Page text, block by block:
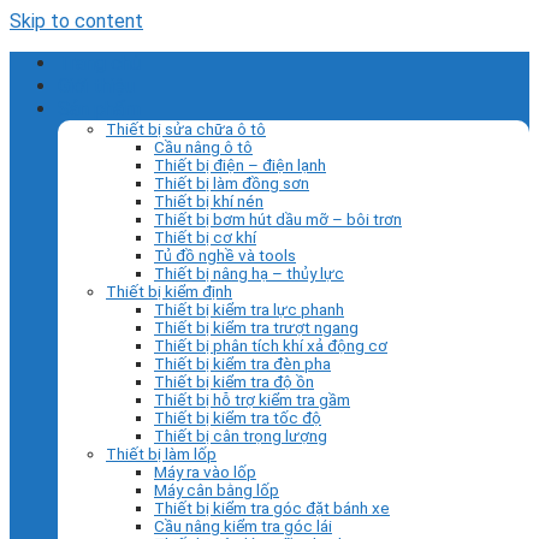
Skip to content
Thiết bị sửa chữa ô tô
Cầu nâng ô tô
Thiết bị điện – điện lạnh
Thiết bị làm đồng sơn
Thiết bị khí nén
Thiết bị bơm hút dầu mỡ – bôi trơn
Thiết bị cơ khí
Tủ đồ nghề và tools
Thiết bị nâng hạ – thủy lực
Thiết bị kiểm định
Thiết bị kiểm tra lực phanh
Thiết bị kiểm tra trượt ngang
Thiết bị phân tích khí xả động cơ
Thiết bị kiểm tra đèn pha
Thiết bị kiểm tra độ ồn
Thiết bị hỗ trợ kiểm tra gầm
Thiết bị kiểm tra tốc độ
Thiết bị cân trọng lượng
Thiết bị làm lốp
Máy ra vào lốp
Máy cân bằng lốp
Thiết bị kiểm tra góc đặt bánh xe
Cầu nâng kiểm tra góc lái